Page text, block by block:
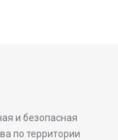
и безопасная
по территории